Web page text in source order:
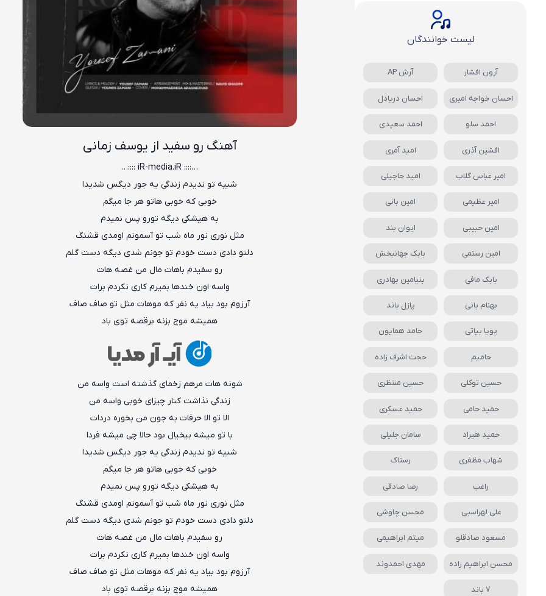
آهنگ رو سفید از یوسف زمانی
…:::: iR-media.iR ::::…
شبیه تو ندیدم زندگی یه جور دیگس شدیدا
خوبی که خوبی هاتو هر جا میگم
به هیشکی دیگه تورو پس نمیدم
مثل نوری نور ماه شب تو آسمونم اومدی قشنگ
دلتو دادی دست خودم تو جونم شدی دیگه دست گلم
رو سفیدم باهات مال من غصه هات
واسه اون خندها بمیرم کاری نکردم برات
آرزوم بود بیاد یه نفر که موهات مثل تو صاف صاف
همیشه موج بزنه برقصه توی باد
شونه هات مرهم زخمای گذشته است واسه من
زندگی نذاشت کنار چیزای خوبی واسه من
الا تو الا حرفات به جون من بخوره دردات
با تو میشه بیخیال بود حالا چی میشه فردا
شبیه تو ندیدم زندگی یه جور دیگس شدیدا
خوبی که خوبی هاتو هر جا میگم
به هیشکی دیگه تورو پس نمیدم
مثل نوری نور ماه شب تو آسمونم اومدی قشنگ
دلتو دادی دست خودم تو جونم شدی دیگه دست گلم
رو سفیدم باهات مال من غصه هات
واسه اون خندها بمیرم کاری نکردم برات
آرزوم بود بیاد یه نفر که موهات مثل تو صاف صاف
همیشه موج بزنه برقصه توی باد
لیست خوانندگان
آرون افشار آرش AP
احسان خواجه امیری احسان دریادل
احمد سلو احمد سعیدی
افشین آذری امید آمری
امیر عباس گلاب امید حاجیلی
امیر عظیمی امین بانی
امین حبیبی ایوان بند
امین رستمی بابک جهانبخش
بابک مافی بنیامین بهادری
بهنام بانی پازل باند
پویا بیاتی حامد همایون
حامیم حجت اشرف زاده
حسین توکلی حسین منتظری
حمید حامی حمید عسکری
حمید هیراد سامان جلیلی
شهاب مظفری رستاک
راغب رضا صادقی
علی لهراسبی محسن چاوشی
مسعود صادقلو میثم ابراهیمی
محسن ابراهیم زاده مهدی احمدوند
7 باند